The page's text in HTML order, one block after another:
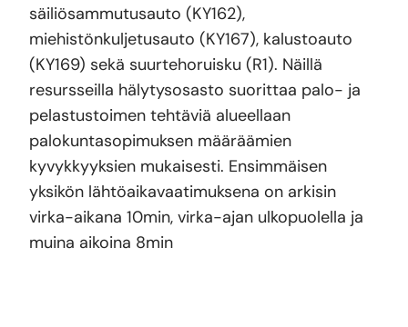
säiliösammutusauto (KY162),
miehistönkuljetusauto (KY167), kalustoauto
(KY169) sekä suurtehoruisku (R1). Näillä
resursseilla hälytysosasto suorittaa palo- ja
pelastustoimen tehtäviä alueellaan
palokuntasopimuksen määräämien
kyvykkyyksien mukaisesti. Ensimmäisen
yksikön lähtöaikavaatimuksena on arkisin
virka-aikana 10min, virka-ajan ulkopuolella ja
muina aikoina 8min